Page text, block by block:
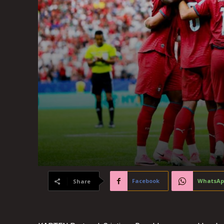
Share Facebook